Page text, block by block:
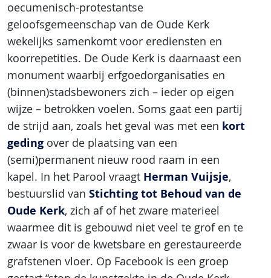
oecumenisch-protestantse
geloofsgemeenschap van de Oude Kerk
wekelijks samenkomt voor erediensten en
koorrepetities. De Oude Kerk is daarnaast een
monument waarbij erfgoedorganisaties en
(binnen)stadsbewoners zich – ieder op eigen
wijze – betrokken voelen. Soms gaat een partij
de strijd aan, zoals het geval was met een kort
geding over de plaatsing van een
(semi)permanent nieuw rood raam in een
kapel. In het Parool vraagt Herman Vuijsje,
bestuurslid van Stichting tot Behoud van de
Oude Kerk, zich af of het zware materieel
waarmee dit is gebouwd niet veel te grof en te
zwaar is voor de kwetsbare en gerestaureerde
grafstenen vloer. Op Facebook is een groep